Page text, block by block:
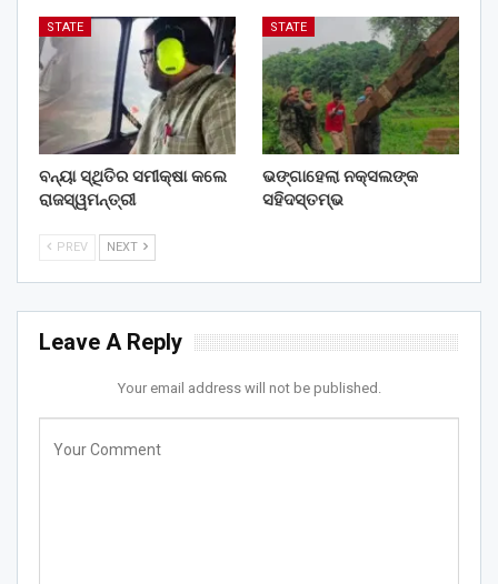
STATE
ବନ୍ୟା ସ୍ଥିତିର ସମୀକ୍ଷା କଲେ
ରାଜସ୍ୱମନ୍ତ୍ରୀ
STATE
ଭଙ୍ଗାହେଲା ନକ୍ସଲଙ୍କ
ସହିଦସ୍ତମ୍ଭ
PREV NEXT
Leave A Reply
Your email address will not be published.